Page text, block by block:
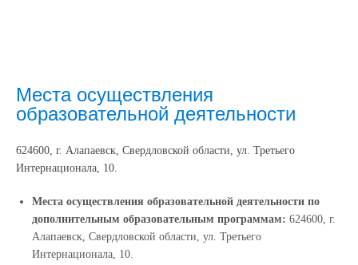
Места осуществления
образовательной деятельности
624600, г. Алапаевск, Свердловской области, ул. Третьего
Интернационала, 10.
Места осуществления образовательной деятельности по
дополнительным образовательным программам: 624600, г.
Алапаевск, Свердловской области, ул. Третьего
Интернационала, 10.